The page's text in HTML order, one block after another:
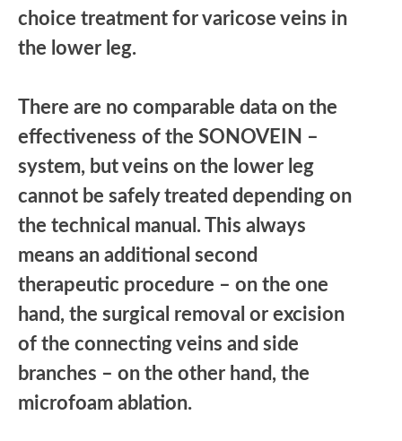
choice treatment for varicose veins in
the lower leg.
There are no comparable data on the
effectiveness of the SONOVEIN –
system, but veins on the lower leg
cannot be safely treated depending on
the technical manual. This always
means an additional second
therapeutic procedure – on the one
hand, the surgical removal or excision
of the connecting veins and side
branches – on the other hand, the
microfoam ablation.